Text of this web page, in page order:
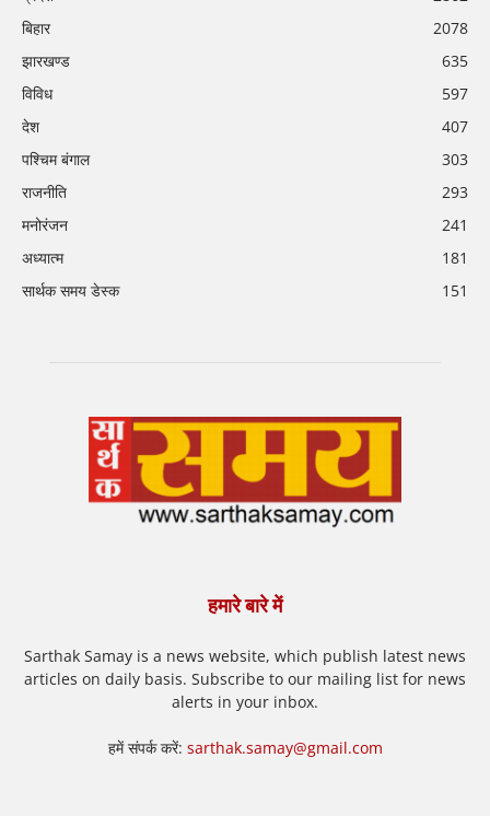
बिहार
2078
झारखण्ड
635
विविध
597
देश
407
पश्चिम बंगाल
303
राजनीति
293
मनोरंजन
241
अध्यात्म
181
सार्थक समय डेस्क
151
हमारे बारे में
Sarthak Samay is a news website, which publish latest news
articles on daily basis. Subscribe to our mailing list for news
alerts in your inbox.
हमें संपर्क करें: sarthak.samay@gmail.com